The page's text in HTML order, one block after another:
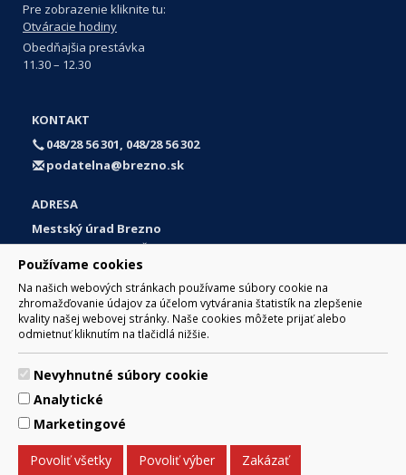
Používame cookies
Na našich webových stránkach používame súbory cookie na
zhromažďovanie údajov za účelom vytvárania štatistík na zlepšenie
kvality našej webovej stránky. Naše cookies môžete prijať alebo
odmietnuť kliknutím na tlačidlá nižšie.
Nevyhnutné súbory cookie
Analytické
Marketingové
Povoliť všetky Povoliť výber Zakázať
Pre zobrazenie kliknite tu:
Otváracie hodiny
Obedňajšia prestávka
11.30 – 12.30
KONTAKT
048/28 56 301, 048/28 56 302
podatelna@brezno.sk
ADRESA
Mestský úrad Brezno
Námestie gen. M. R. Štefánika 1
977 01 Brezno
Slovakia (Slovak Republic)
© 2017 Mesto Brezno, Námestie gen. M. R. Štefánika 1, Brezno
977 01 Tel.: 048/28 56 301, 048/28 56 302 Email:
Za obsah zodpovedá Mesto Brezno. Technický prevádzkovateľ:
Arrabella, s.r.o. , Pod Donátom 12/136 Žiar nad Hronom 965 01
podpora@internetova-stranka.sk